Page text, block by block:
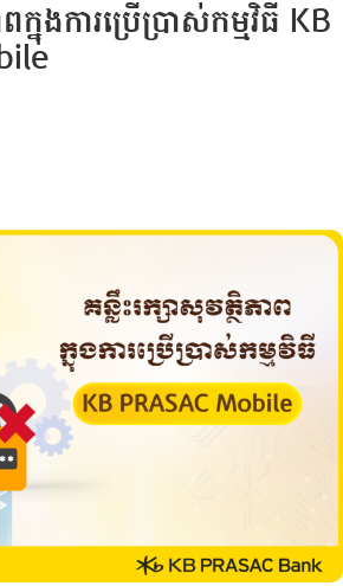
ពក្នុងការប្រើប្រាស់កម្មវិធី KB